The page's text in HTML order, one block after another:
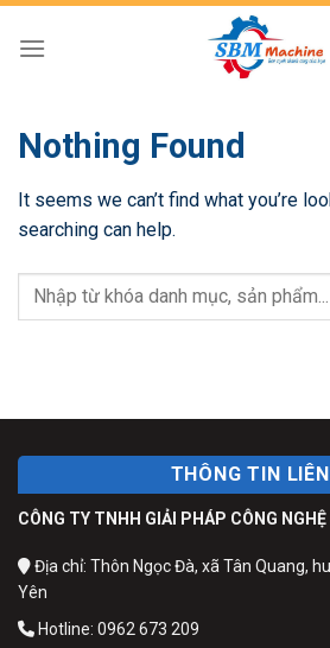
Skip
Nothing Found
It seems we can’t find what you’re
searching can help.
THÔNG TIN
CÔNG TY TNHH GIẢI PHÁP CÔNG NGHỆ
Địa chỉ: Thôn Ngọc Đà, xã Tân Quang,
Yên
Hotline: 0962 673 209